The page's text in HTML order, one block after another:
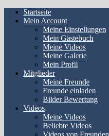
Startseite
Mein Account
Meine Einstellungen
Mein Gästebuch
Meine Videos
Meine Galerie
Mein Profil
Mitglieder
Meine Freunde
Freunde einladen
Bilder Bewertung
Videos
Meine Videos
Beliebte Videos
Videos von Freunden